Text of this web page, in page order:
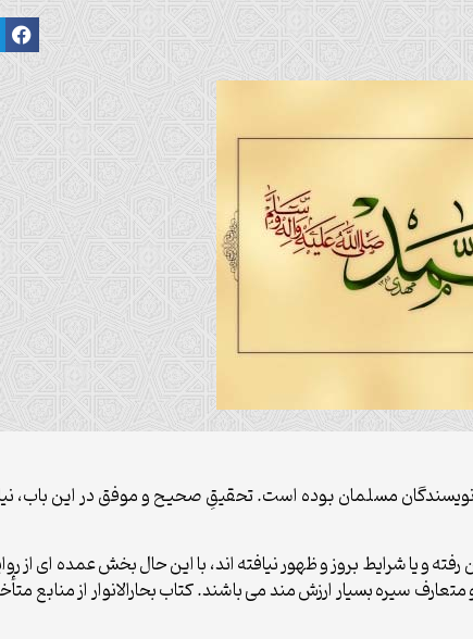
مسلمان بوده است. تحقيقِ صحيح و موفق در اين باب،
و يا شرايط بروز و ظهور نيافته اند، با اين حال بخش عمده اى از
سيره بسيار ارزش مند مى باشند. كتاب بحارالانوار از منابع